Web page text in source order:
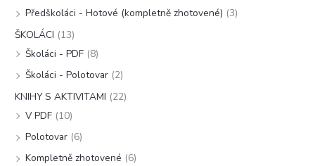
Předškoláci - Hotové (kompletně zhotovené) (3)
ŠKOLÁCI (13)
Školáci - PDF (8)
Školáci - Polotovar (2)
KNIHY S AKTIVITAMI (22)
V PDF (10)
Polotovar (6)
Kompletně zhotovené (6)